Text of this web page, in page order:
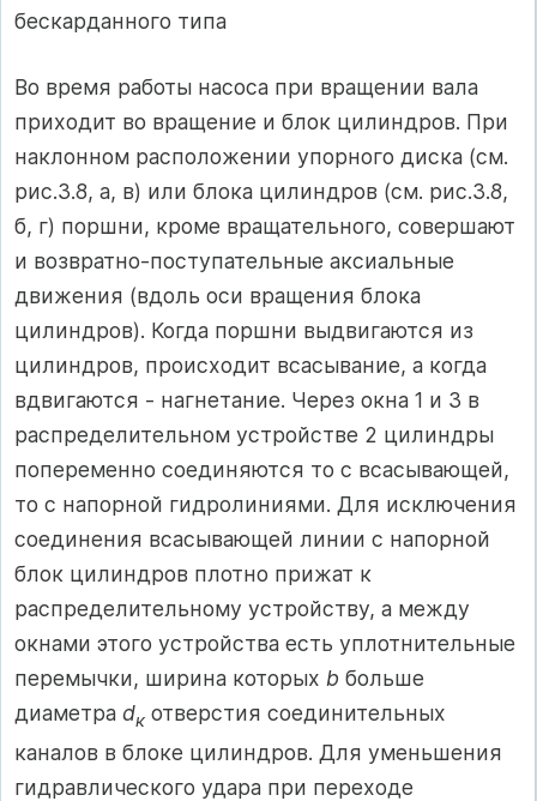
бескарданного типа
Во время работы насоса при вращении вала
приходит во вращение и блок цилиндров. При
наклонном расположении упорного диска (см.
рис.3.8, а, в) или блока цилиндров (см. рис.3.8,
б, г) поршни, кроме вращательного, совершают
и возвратно-поступательные аксиальные
движения (вдоль оси вращения блока
цилиндров). Когда поршни выдвигаются из
цилиндров, происходит всасывание, а когда
вдвигаются - нагнетание. Через окна 1 и 3 в
распределительном устройстве 2 цилиндры
попеременно соединяются то с всасывающей,
то с напорной гидролиниями. Для исключения
соединения всасывающей линии с напорной
блок цилиндров плотно прижат к
распределительному устройству, а между
окнами этого устройства есть уплотнительные
перемычки, ширина которых b больше
диаметра dк отверстия соединительных
каналов в блоке цилиндров. Для уменьшения
гидравлического удара при переходе